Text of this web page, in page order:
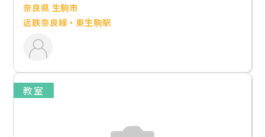
奈良県 生駒市
近鉄奈良線・東生駒駅
教室